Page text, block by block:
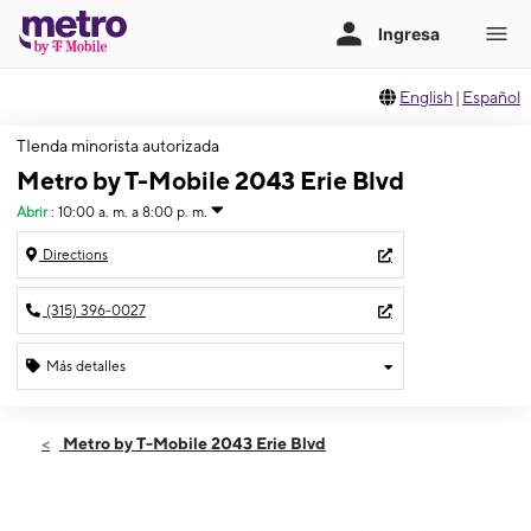
English | Español
TIenda minorista autorizada
Metro by T-Mobile 2043 Erie Blvd
Abrir : 10:00 a. m. a 8:00 p. m.
Directions
(315) 396-0027
Más detalles
Sábado:10:00 a. m. a 8:00 p. m.
Metro by T-Mobile 2043 Erie Blvd